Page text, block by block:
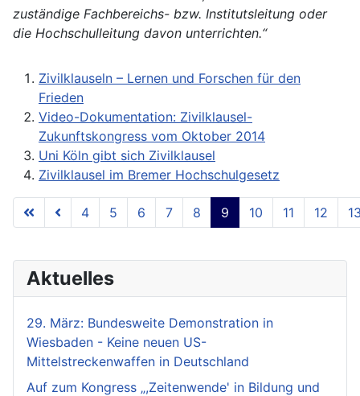
zuständige Fachbereichs- bzw. Institutsleitung oder
die Hochschulleitung davon unterrichten.“
Zivilklauseln – Lernen und Forschen für den
Frieden
Video-Dokumentation: Zivilklausel-
Zukunftskongress vom Oktober 2014
Uni Köln gibt sich Zivilklausel
Zivilklausel im Bremer Hochschulgesetz
Seite 9 von 18
4 5 6 7 8 9 10 11 12
Aktuelles
29. März: Bundesweite Demonstration in
Wiesbaden - Keine neuen US-
Mittelstreckenwaffen in Deutschland
Auf zum Kongress „,Zeitenwende' in Bildung und